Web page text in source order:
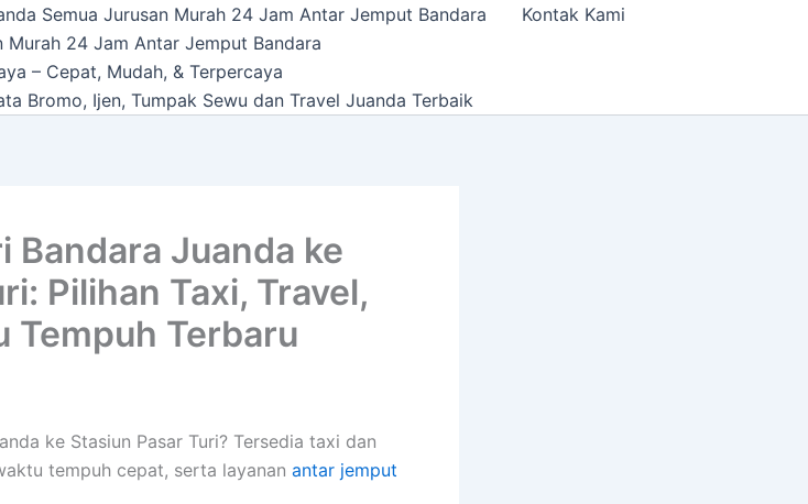
Semua Jurusan Murah 24 Jam Antar Jemput Bandara
Kontak Kami
Murah 24 Jam Antar Jemput Bandara
– Cepat, Mudah, & Terpercaya
Bromo, Ijen, Tumpak Sewu dan Travel Juanda Terbaik
Bandara Juanda ke
Pilihan Taxi, Travel,
Tempuh Terbaru
ke Stasiun Pasar Turi? Tersedia taxi dan
tempuh cepat, serta layanan antar jemput